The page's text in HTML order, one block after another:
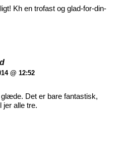
Kh en trofast og glad-for-din-
@ 12:52
Det er bare fantastisk,
jer alle tre.